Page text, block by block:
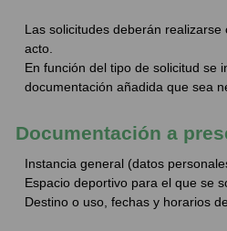
Las solicitudes deberán
acto.
En función del tipo de solicitud se
documentación añadida que sea
Documentación a
Instancia general (datos
Espacio deportivo para el que se
Destino o uso, fechas y horarios